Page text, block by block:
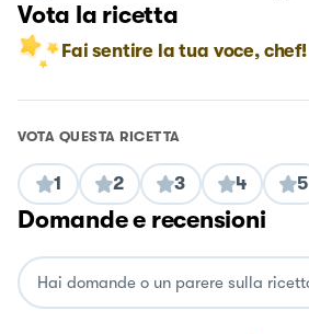
Vota la ricetta
Fai sentire la tua voce, chef!
VOTA QUESTA RICETTA
1 2 3 4 5
Domande e recensioni